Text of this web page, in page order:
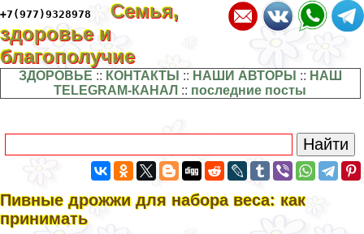
+7(977)9328978
Семья,
здоровье и
благополучие
ЗДОРОВЬЕ :: КОНТАКТЫ :: НАШИ АВТОРЫ :: НАШ
TELEGRAM-КАНАЛ :: последние посты
Пивные дрожжи для набора веса: как
принимать